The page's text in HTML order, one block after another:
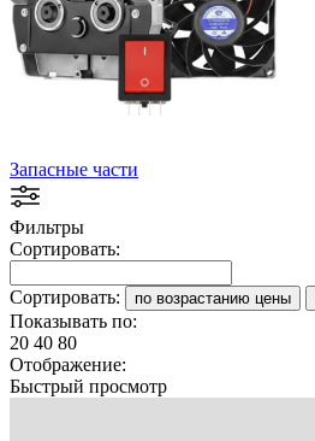
Запасные части
Фильтры
Сортировать:
Сортировать: по возрастанию цены
Показывать по:
20 40 80
Отображение:
Быстрый просмотр